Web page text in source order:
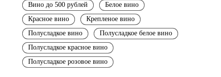
Вино до 500 рублей
Белое вино
Красное вино
Крепленое вино
Полусладкое вино
Полусладкое белое вино
Полусладкое красное вино
Полусладкое розовое вино